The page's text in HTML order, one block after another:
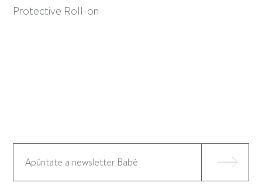
Protective Roll-on